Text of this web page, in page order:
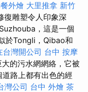
外燴 大里推拿 新竹
復雕塑令人印象深
，這是一個
於Tongli，Qibao和
台灣開公司 台中 按摩
的污水網網絡，它被
道路上都有出色的經
灣公司 台中 外燴 茶